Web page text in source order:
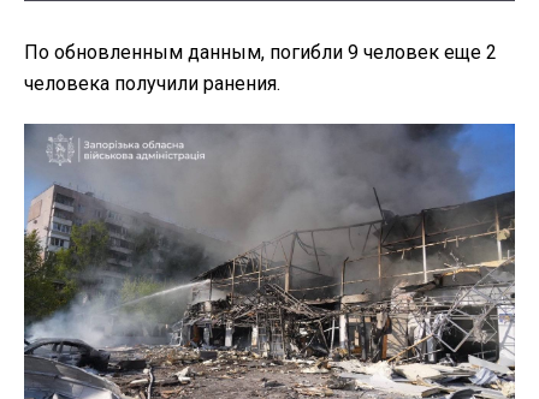
По обновленным данным, погибли 9 человек еще 2
человека получили ранения.